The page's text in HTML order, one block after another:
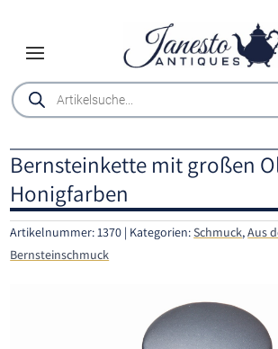
Products
search
Bernsteinkette mit großen
Honigfarben
Artikelnummer:1370 Kategorien:Schmuck,Aus
Bernsteinschmuck